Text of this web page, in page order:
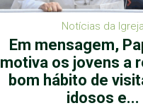
Notícias da Igreja
Em mensagem,
motiva os jovens a
bom hábito de
idosos e...